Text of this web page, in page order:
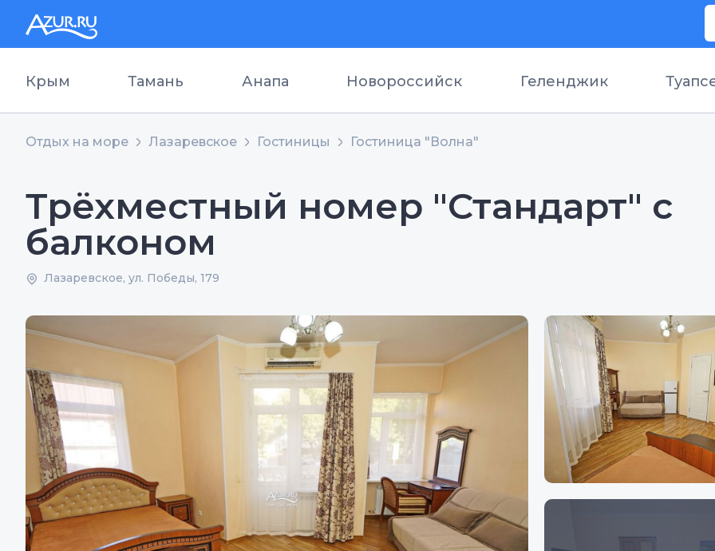
Крым Тамань Анапа Новороссийск Геленджик
Отдых на море Лазаревское Гостиницы Гостиница "Волна"
Трёхместный номер "Стандарт" с
балконом
Лазаревское, ул. Победы, 179